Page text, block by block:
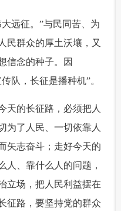
远征。”与民同苦、为
民群众的厚土沃壤，又
信念的种子。因
队，长征是播种机”。
的长征路，必须把人
为了人民、一切依靠人
矢志奋斗；走好今天的
人、靠什么人的问题，
立场，把人民利益摆在
征路，要坚持党的群众